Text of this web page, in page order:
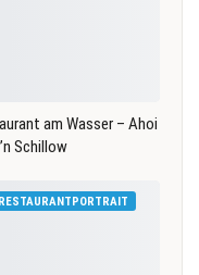
am Wasser – Ahoi
Schillow
RESTAURANTPORTRAIT